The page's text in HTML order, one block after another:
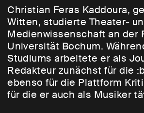
Christian Feras Kaddoura,
Witten, studierte Theater-
Medienwissenschaft an der
Universität Bochum.
Studiums arbeitete er als
Redakteur zunächst für die
ebenso für die Plattform
für die er auch als Musiker